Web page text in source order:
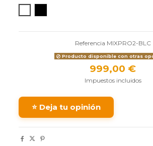
Referencia MIXPRO2-BLC
Producto disponible con otras
999,00 €
Impuestos incluidos
⭐ Deja tu opinión